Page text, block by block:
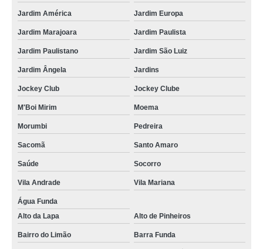
Jardim América Jardim Europa
Jardim Marajoara Jardim Paulista
Jardim Paulistano Jardim São Luiz
Jardim Ângela Jardins
Jockey Club Jockey Clube
M'Boi Mirim Moema
Morumbi Pedreira
Sacomã Santo Amaro
Saúde Socorro
Vila Andrade Vila Mariana
Água Funda
Alto da Lapa
Alto de Pinheiros
Bairro do Limão Barra Funda